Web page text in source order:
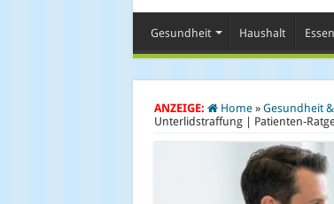
Gesundheit Haushalt Essen
ANZEIGE: Home » Gesundheit
Unterlidstraffung | Patienten-